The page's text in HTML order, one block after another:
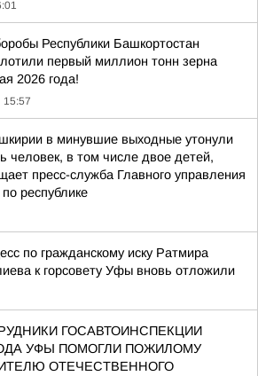
Республики Башкортостан
первый миллион тонн зерна
2026 года!
15:57
в минувшие выходные утонули
человек, в том числе двое детей,
пресс-служба Главного управления
республике
по гражданскому иску Ратмира
к горсовету Уфы вновь отложили
ГОСАВТОИНСПЕКЦИИ
УФЫ ПОМОГЛИ ПОЖИЛОМУ
ОТЕЧЕСТВЕННОГО